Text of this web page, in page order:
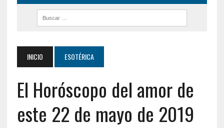
INICIO ESOTÉRICA
El Horóscopo del amor de
este 22 de mayo de 2019